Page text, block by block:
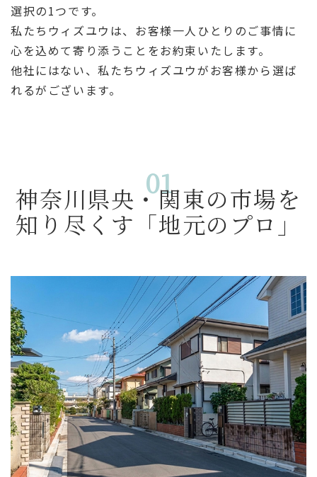
選択の1つです。
私たちウィズユウは、お客様一人ひとりのご事情に
心を込めて寄り添うことをお約束いたします。
他社にはない、私たちウィズユウがお客様から選ば
れるがございます。
神奈川県央・関東の市場を
知り尽くす「地元のプロ」
01